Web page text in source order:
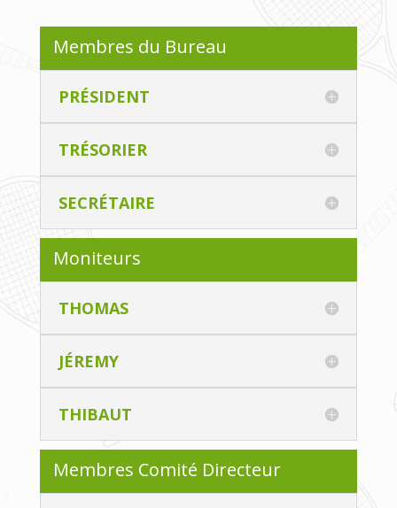
Membres du Bureau
PRÉSIDENT
TRÉSORIER
SECRÉTAIRE
Moniteurs
THOMAS
JÉREMY
THIBAUT
Membres Comité Directeur